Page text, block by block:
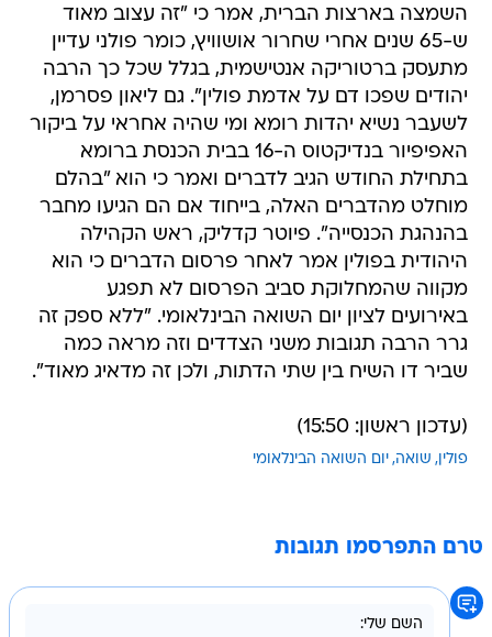
השמצה בארצות הברית, אמר כי "זה עצוב מאוד
ש-65 שנים אחרי שחרור אושוויץ, כומר פולני עדיין
מתעסק ברטוריקה אנטישמית, בגלל שכל כך הרבה
יהודים שפכו דם על אדמת פולין". גם ליאון פסרמן,
לשעבר נשיא יהדות רומא ומי שהיה אחראי על ביקור
האפיפיור בנדיקטוס ה-16 בבית הכנסת ברומא
בתחילת החודש הגיב לדברים ואמר כי הוא "בהלם
מוחלט מהדברים האלה, בייחוד אם הם הגיעו מחבר
בהנהגת הכנסייה". פיוטר קדליק, ראש הקהילה
היהודית בפולין אמר לאחר פרסום הדברים כי הוא
מקווה שהמחלוקת סביב הפרסום לא תפגע
באירועים לציון יום השואה הבינלאומי. "ללא ספק זה
גרר הרבה תגובות משני הצדדים וזה מראה כמה
שביר דו השיח בין שתי הדתות, ולכן זה מדאיג מאוד".
(עדכון ראשון: 15:50)
פולין שואה יום השואה הבינלאומי
טרם התפרסמו תגובות